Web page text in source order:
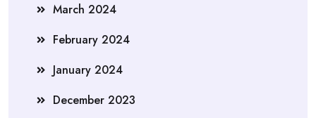
March 2024
February 2024
January 2024
December 2023